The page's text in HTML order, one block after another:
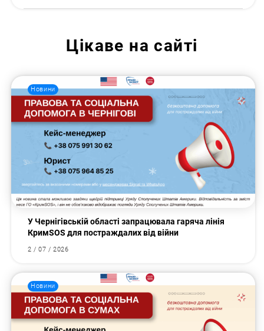
Цікаве на сайті
Новини
У Чернігівській області запрацювала гаряча лінія
КримSOS для постраждалих від війни
2 / 07 / 2026
Новини